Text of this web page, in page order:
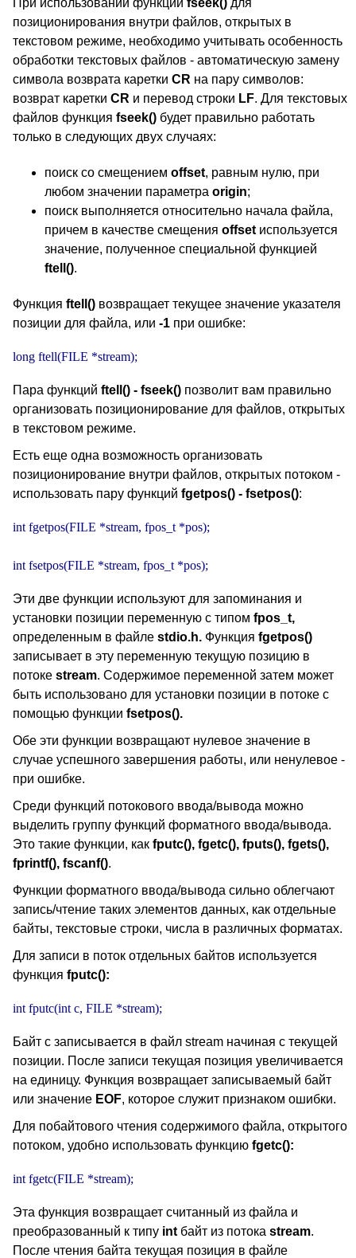
При использовании функции fseek() для
позиционирования внутри файлов, открытых в
текстовом режиме, необходимо учитывать особенность
обработки текстовых файлов - автоматическую замену
символа возврата каретки CR на пару символов:
возврат каретки CR и перевод строки LF. Для текстовых
файлов функция fseek() будет правильно работать
только в следующих двух случаях:
поиск со смещением offset, равным нулю, при
любом значении параметра origin;
поиск выполняется относительно начала файла,
причем в качестве смещения offset используется
значение, полученное специальной функцией
ftell().
Функция ftell() возвращает текущее значение указателя
позиции для файла, или -1 при ошибке:
long ftell(FILE *stream);
Пара функций ftell() - fseek() позволит вам правильно
организовать позиционирование для файлов, открытых
в текстовом режиме.
Есть еще одна возможность организовать
позиционирование внутри файлов, открытых потоком -
использовать пару функций fgetpos() - fsetpos():
int fgetpos(FILE *stream, fpos_t *pos);
int fsetpos(FILE *stream, fpos_t *pos);
Эти две функции используют для запоминания и
установки позиции переменную с типом fpos_t,
определенным в файле stdio.h. Функция fgetpos()
записывает в эту переменную текущую позицию в
потоке stream. Содержимое переменной затем может
быть использовано для установки позиции в потоке с
помощью функции fsetpos().
Обе эти функции возвращают нулевое значение в
случае успешного завершения работы, или ненулевое -
при ошибке.
Среди функций потокового ввода/вывода можно
выделить группу функций форматного ввода/вывода.
Это такие функции, как fputc(), fgetc(), fputs(), fgets(),
fprintf(), fscanf().
Функции форматного ввода/вывода сильно облегчают
запись/чтение таких элементов данных, как отдельные
байты, текстовые строки, числа в различных форматах.
Для записи в поток отдельных байтов используется
функция fputc():
int fputc(int c, FILE *stream);
Байт c записывается в файл stream начиная с текущей
позиции. После записи текущая позиция увеличивается
на единицу. Функция возвращает записываемый байт
или значение EOF, которое служит признаком ошибки.
Для побайтового чтения содержимого файла, открытого
потоком, удобно использовать функцию fgetc():
int fgetc(FILE *stream);
Эта функция возвращает считанный из файла и
преобразованный к типу int байт из потока stream.
После чтения байта текущая позиция в файле